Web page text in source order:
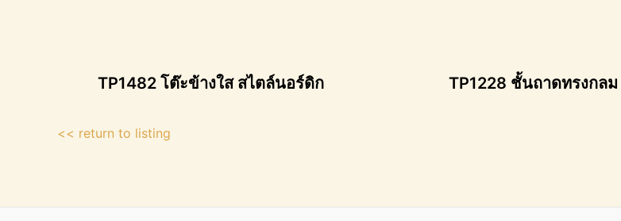
TP1482 โต๊ะข้างใส สไตล์นอร์ดิก TP1228 ชั้นถาดทรงกลม
<< return to listing